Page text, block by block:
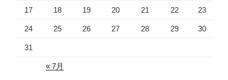
17 18 19 20 21 22 23
24 25 26 27 28 29 30
31
« 7月